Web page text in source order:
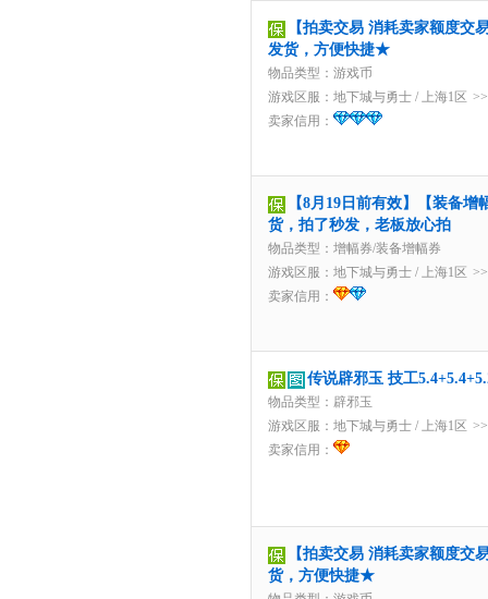
【拍卖交易 消耗卖家额度交
发货，方便快捷★
物品类型：游戏币
游戏区服： 地下城与勇士 / 上海1区
卖家信用：
【8月19日前有效】【装备
货，拍了秒发，老板放心拍
物品类型：增幅券/装备增幅券
游戏区服： 地下城与勇士 / 上海1区
卖家信用：
传说辟邪玉 技工
物品类型：辟邪玉
游戏区服： 地下城与勇士 / 上海1区
卖家信用：
【拍卖交易 消耗卖家额度交
货，方便快捷★